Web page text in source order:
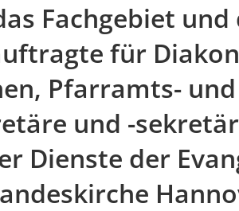
Fachgebiet und
für
Pfarramts- und
und -
Dienste der